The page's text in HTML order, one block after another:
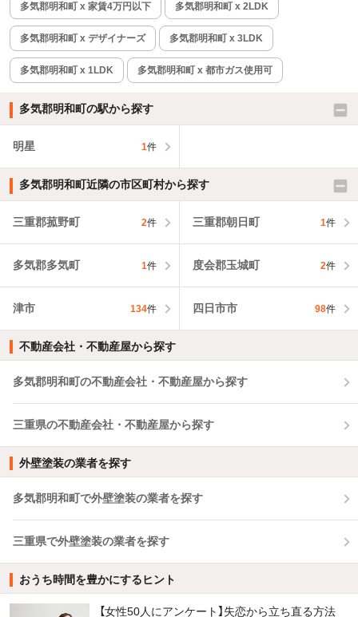
多気郡明和町 x 家賃4万円以下 多気郡明和町 x 2LDK
多気郡明和町 x デザイナーズ 多気郡明和町 x 3LDK
多気郡明和町 x 1LDK 多気郡明和町 x 都市ガス使用可
多気郡明和町の駅から探す
明星 1件
多気郡明和町近隣の市区町村から探す
三重郡菰野町 2件 三重郡朝日町 1件
多気郡多気町 1件 度会郡玉城町 2件
津市 134件 四日市市 98件
不動産会社・不動産屋から探す
多気郡明和町の不動産会社・不動産屋から探す
三重県の不動産会社・不動産屋から探す
外壁塗装の業者を探す
多気郡明和町で外壁塗装の業者を探す
三重県で外壁塗装の業者を探す
おうち時間を豊かにするヒント
【女性50人にアンケート】失恋から立ち直る方法